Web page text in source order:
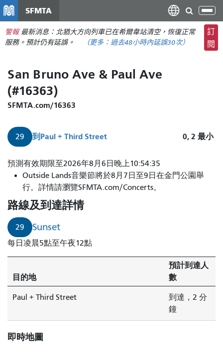
主
要
SFMTA
切
換
導
航
警報 最新消息：北猶大方向列車已在希爾韋站清空，恢復正常
服務。預計仍有延誤。
（更多： 過去48小時內延誤30次）
訂
閱
San Bruno Ave & Paul Ave
(#16363)
SFMTA.com/16363
29 到 Paul + Third Street 0, 2 最小
29
路
落
大
道
至
保
羅
和
第
街
路
口
預測有效期限至2026年8月6日晚上10:54:35
Outside Lands音樂節將於8月7日至9日在金門公園舉
行。詳情請瀏覽SFMTA.com/Concerts。
路線及到達詳情
29 Sunset
每日凌晨5點至午夜12點
目的地
預計到達人
數
Paul + Third Street
到達，2 分
鐘
即時地圖